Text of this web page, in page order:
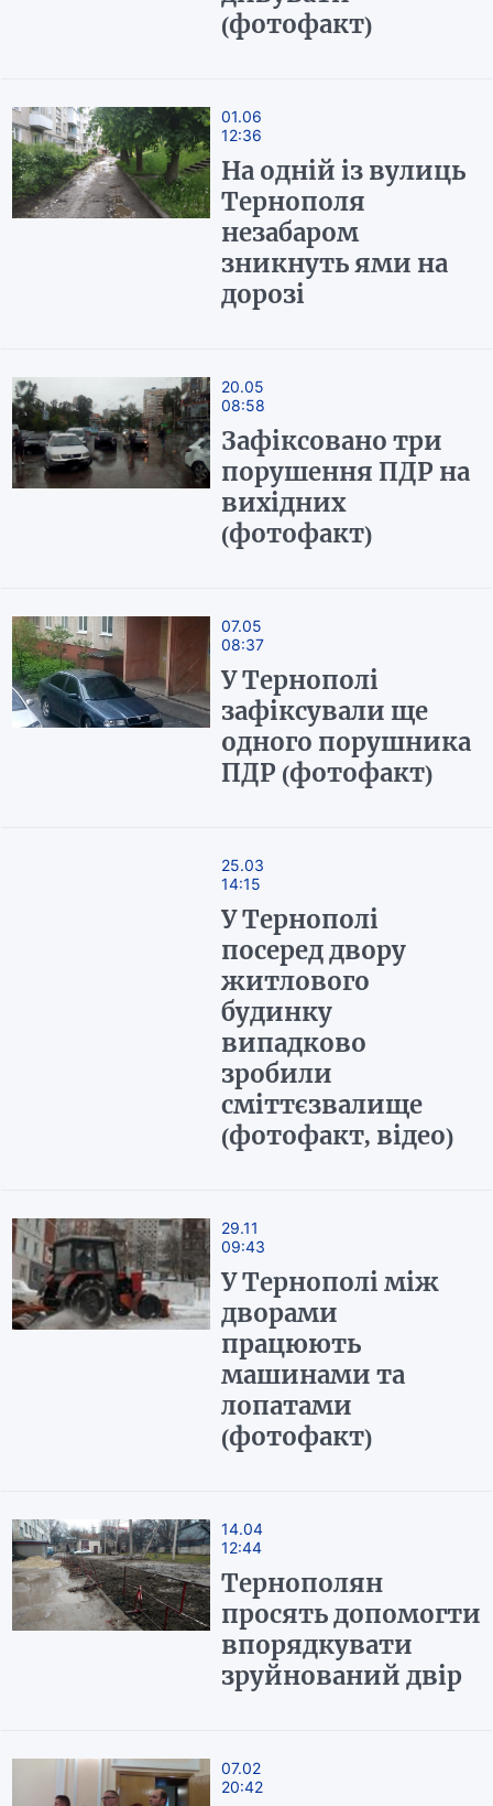
(фотофакт)
01.06
12:36
На одній із вулиць
Тернополя
незабаром
зникнуть ями на
дорозі
20.05
08:58
Зафіксовано три
порушення ПДР на
вихідних
(фотофакт)
07.05
08:37
У Тернополі
зафіксували ще
одного порушника
ПДР (фотофакт)
25.03
14:15
У Тернополі
посеред двору
житлового
будинку
випадково
зробили
сміттєзвалище
(фотофакт, відео)
29.11
09:43
У Тернополі між
дворами
працюють
машинами та
лопатами
(фотофакт)
14.04
12:44
Тернополян
просять допомогти
впорядкувати
зруйнований двір
07.02
20:42